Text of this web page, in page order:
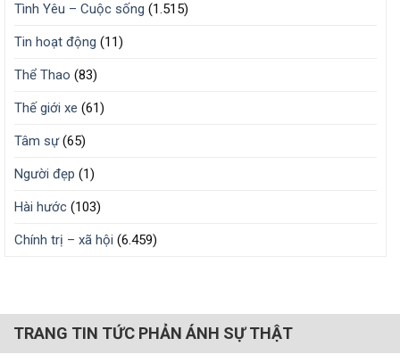
Tình Yêu – Cuộc sống (1.515)
Tin hoạt động (11)
Thể Thao (83)
Thế giới xe (61)
Tâm sự(65)
Người đẹp (1)
Hài hước (103)
Chính trị – xã hội (6.459)
TRANG TIN TỨC PHẢN ÁNH SỰ THẬT